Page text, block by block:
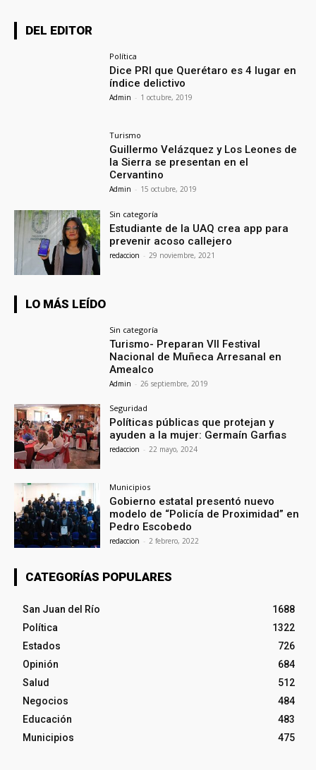
DEL EDITOR
Política
Dice PRI que Querétaro es 4 lugar en
índice delictivo
Admin - 1 octubre, 2019
Turismo
Guillermo Velázquez y Los Leones de
la Sierra se presentan en el
Cervantino
Admin - 15 octubre, 2019
Sin categoría
Estudiante de la UAQ crea app para
prevenir acoso callejero
redaccion - 29 noviembre, 2021
LO MÁS LEÍDO
Sin categoría
Turismo- Preparan VII Festival
Nacional de Muñeca Arresanal en
Amealco
Admin - 26 septiembre, 2019
Seguridad
Políticas públicas que protejan y
ayuden a la mujer: Germaín Garfias
redaccion - 22 mayo, 2024
Municipios
Gobierno estatal presentó nuevo
modelo de “Policía de Proximidad” en
Pedro Escobedo
redaccion - 2 febrero, 2022
CATEGORÍAS POPULARES
San Juan del Río
1688
Política
1322
Estados
726
Opinión
684
Salud
512
Negocios
484
Educación
483
Municipios
475